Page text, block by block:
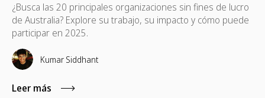
¿Busca las 20 principales organizaciones sin fines de lucro
de Australia? Explore su trabajo, su impacto y cómo puede
participar en 2025.
Kumar Siddhant
Leer más